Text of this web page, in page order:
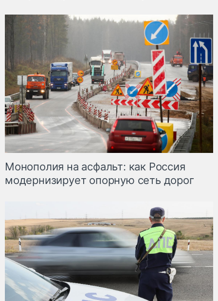
Монополия на асфальт: как Россия
модернизирует опорную сеть дорог